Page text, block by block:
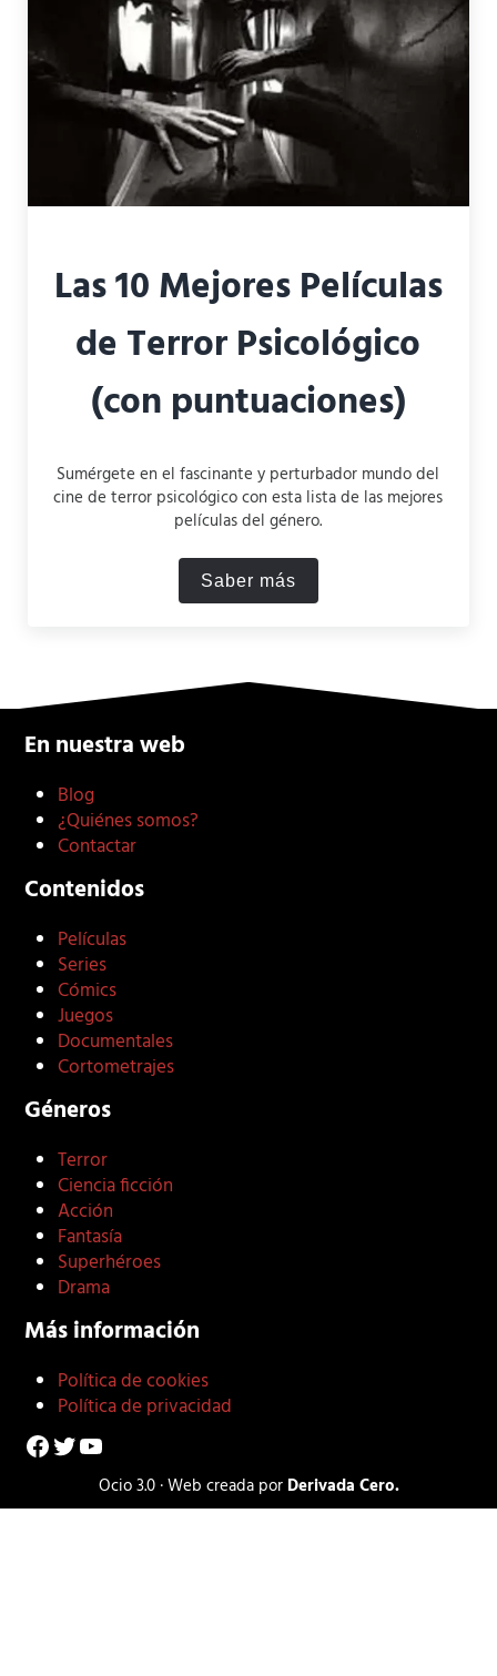
Las 10 Mejores Películas
de Terror Psicológico
(con puntuaciones)
Sumérgete en el fascinante y perturbador mundo del
cine de terror psicológico con esta lista de las mejores
películas del género.
Saber másLas 10 Mejores Películas
En nuestra web
Blog
¿Quiénes somos?
Contactar
Contenidos
Películas
Series
Cómics
Juegos
Documentales
Cortometrajes
Géneros
Terror
Ciencia ficción
Acción
Fantasía
Superhéroes
Drama
Más información
Política de cookies
Política de privacidad
Facebook
Twitter
YouTube
Ocio 3.0 · Web creada por Derivada Cero.